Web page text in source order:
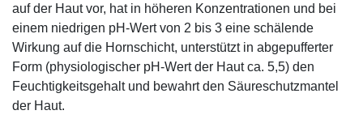
auf der Haut vor, hat in höheren Konzentrationen und bei
einem niedrigen pH-Wert von 2 bis 3 eine schälende
Wirkung auf die Hornschicht, unterstützt in abgepufferter
Form (physiologischer pH-Wert der Haut ca. 5,5) den
Feuchtigkeitsgehalt und bewahrt den Säureschutzmantel
der Haut.